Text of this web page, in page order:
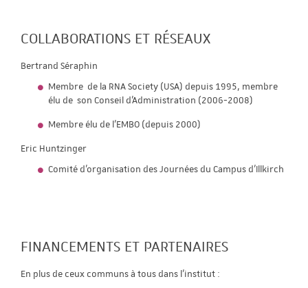
COLLABORATIONS ET RÉSEAUX
Bertrand Séraphin
Membre de la RNA Society (USA) depuis 1995, membre
élu de son Conseil d'Administration (2006-2008)
Membre élu de l'EMBO (depuis 2000)
Eric Huntzinger
Comité d’organisation des Journées du Campus d’Illkirch
FINANCEMENTS ET PARTENAIRES
En plus de ceux communs à tous dans l'institut :